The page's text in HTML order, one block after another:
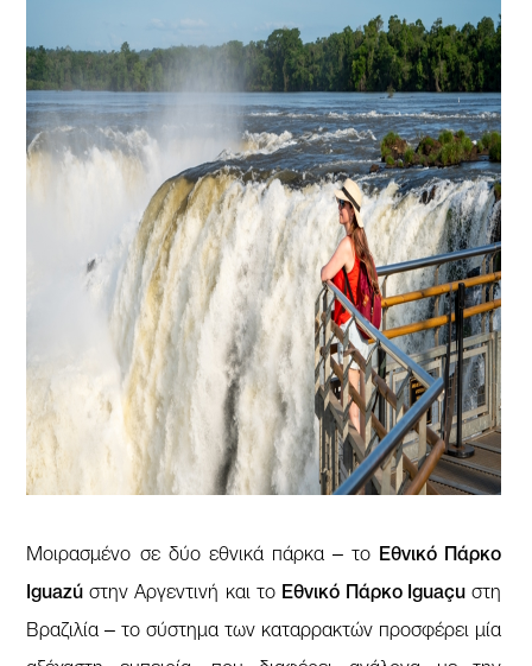
Μοιρασμένο σε δύο εθνικά πάρκα – το Εθνικό Πάρκο
Iguazú στην Αργεντινή και το Εθνικό Πάρκο Iguaçu στη
Βραζιλία – το σύστημα των καταρρακτών προσφέρει μία